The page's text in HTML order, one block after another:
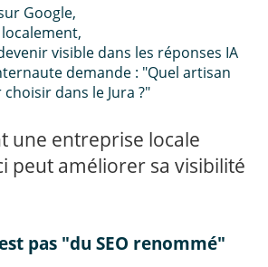
Google,
visible dans les réponses IA
demande : "Quel artisan
dans le Jura ?"
une entreprise locale
peut améliorer sa visibilité
pas "du SEO renommé"